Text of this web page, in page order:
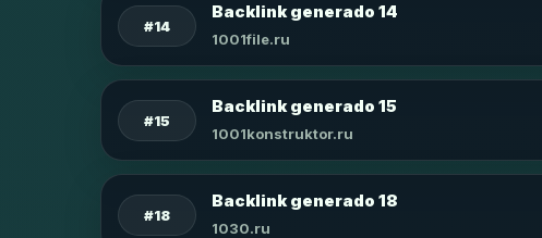
#14
Backlink generado 14
1001file.ru
#15
Backlink generado 15
1001konstruktor.ru
#18
Backlink generado 18
1030.ru